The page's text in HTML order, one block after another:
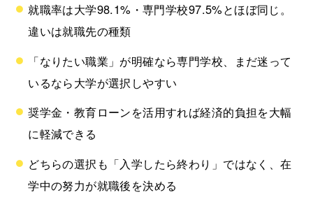
就職率は大学98.1%・専門学校97.5%とほぼ同じ。
違いは就職先の種類
「なりたい職業」が明確なら専門学校、まだ迷って
いるなら大学が選択しやすい
奨学金・教育ローンを活用すれば経済的負担を大幅
に軽減できる
どちらの選択も「入学したら終わり」ではなく、在
学中の努力が就職後を決める